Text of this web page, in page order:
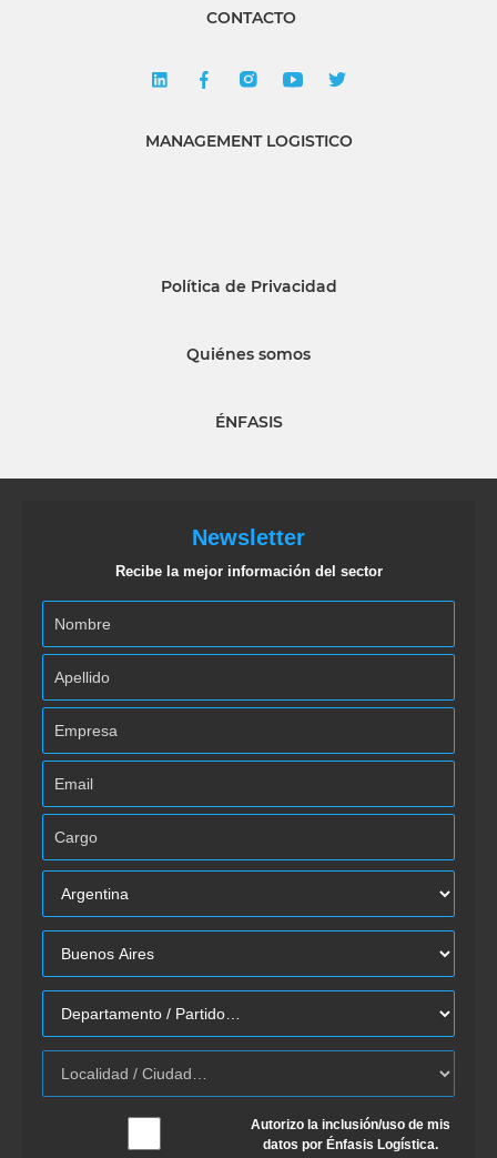
CONTACTO
MANAGEMENT LOGISTICO
Política de Privacidad
Quiénes somos
ÉNFASIS
Newsletter
Recibe la mejor información del sector
Autorizo la inclusión/uso de mis
datos por Énfasis Logística.